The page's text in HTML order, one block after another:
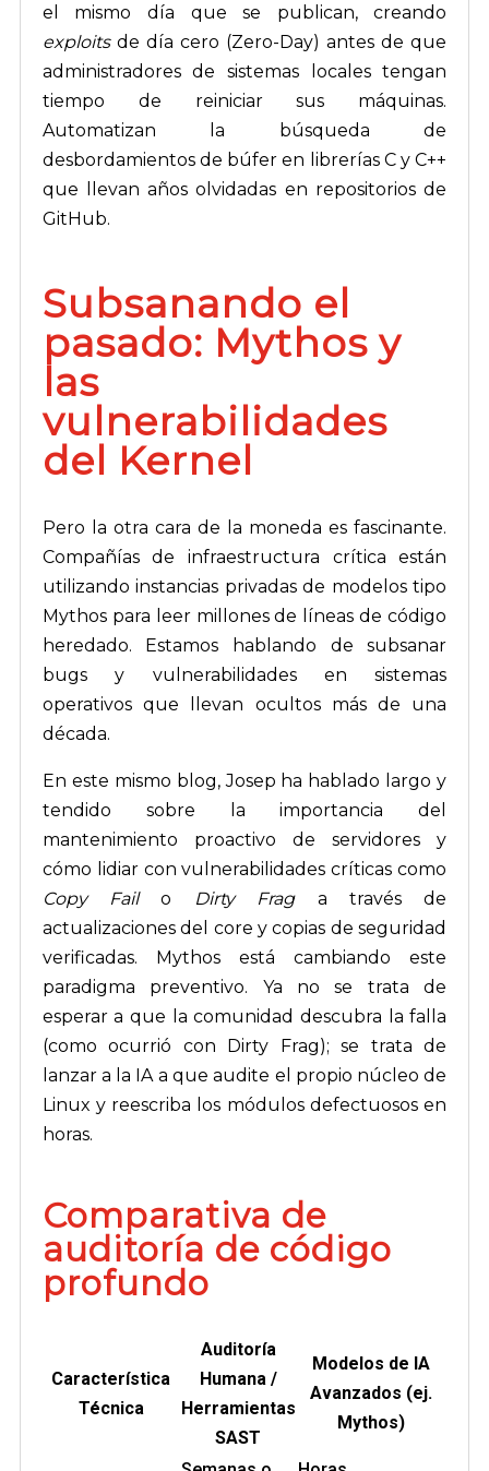
el mismo día que se publican, creando
exploitsde día cero (Zero-Day) antes de que
administradores de sistemas locales tengan
tiempo de reiniciar sus máquinas.
Automatizan la búsqueda de
desbordamientos de búfer en librerías C y C++
que llevan años olvidadas en repositorios de
GitHub.
Subsanando el
pasado: Mythos y
las
vulnerabilidades
del Kernel
Pero la otra cara de la moneda es fascinante.
Compañías de infraestructura crítica están
utilizando instancias privadas de modelos tipo
Mythos para leer millones de líneas de código
heredado. Estamos hablando de subsanar
bugs y vulnerabilidades en sistemas
operativos que llevan ocultos más de una
década.
En este mismo blog, Josep ha hablado largo y
tendido sobre la importancia del
mantenimiento proactivo de servidores y
cómo lidiar con vulnerabilidades críticas como
Copy Failo Dirty Fraga través de
actualizaciones del core y copias de seguridad
verificadas. Mythos está cambiando este
paradigma preventivo. Ya no se trata de
esperar a que la comunidad descubra la falla
(como ocurrió con Dirty Frag); se trata de
lanzar a la IA a que audite el propio núcleo de
Linux y reescriba los módulos defectuosos en
horas.
Comparativa de
auditoría de código
profundo
Característica
Técnica
Auditoría
Humana /
Herramientas
SAST
Modelos de IA
Avanzados (ej.
Mythos)